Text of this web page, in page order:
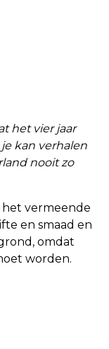
het vier jaar
kan verhalen
nooit zo
vermeende
en smaad en
omdat
worden.